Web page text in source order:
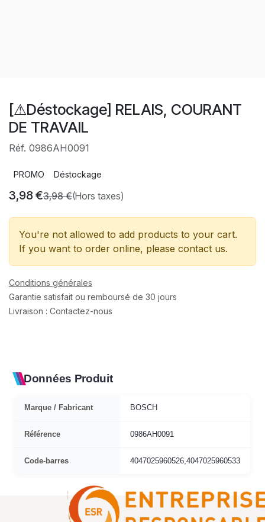
[⚠Déstockage] RELAIS, COURANT
DE TRAVAIL
Réf. 0986AH0091
PROMO Déstockage
3,98€3,98€(Hors taxes)
You're not allowed to add products to your cart.
If you want to order online, please contact us.
Conditions générales
Garantie satisfait ou remboursé de 30 jours
Livraison : Contactez-nous
Données Produit
Marque / Fabricant BOSCH
Référence 0986AH0091
Code-barres 4047025960526,4047025960533